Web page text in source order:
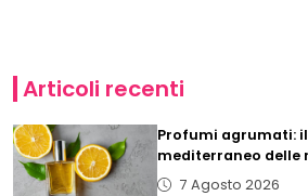
Articoli recenti
Profumi agrumati:
mediterraneo delle
7 Agosto 2026